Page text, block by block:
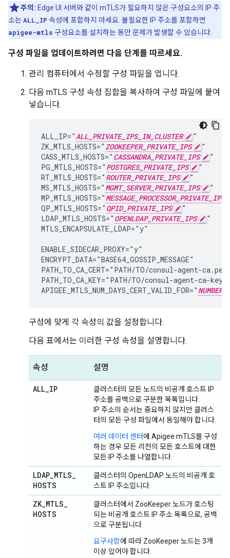
주의: Edge UI 서버와 같이 mTLS가 필요하지 않은 구성요소의 IP 주
소는ALL_IP 속성에 포함하지 마세요. 불필요한 IP 주소를 포함하면
apigee-mtls 구성요소를 설치하는 동안 문제가 발생할 수 있습니다.
구성 파일을 업데이트하려면 다음 단계를 따르세요.
관리 컴퓨터에서 수정할 구성 파일을 엽니다.
다음 mTLS 구성 속성 집합을 복사하여 구성 파일에 붙여
넣습니다.
ALL_IP="ALL_PRIVATE_IPS_IN_CLUSTER
"
ZK_MTLS_HOSTS="ZOOKEEPER_PRIVATE_IPS
"
CASS_MTLS_HOSTS=" CASSANDRA_PRIVATE_IPS
"
PG_MTLS_HOSTS=" POSTGRES_PRIVATE_IPS
"
RT_MTLS_HOSTS=" ROUTER_PRIVATE_IPS
"
MS_MTLS_HOSTS=" MGMT_SERVER_PRIVATE_IPS
"
MP_MTLS_HOSTS=" MESSAGE_PROCESSOR_PRIVATE_IPS
QP_MTLS_HOSTS=" QPID_PRIVATE_IPS
"
LDAP_MTLS_HOSTS=" OPENLDAP_PRIVATE_IPS
"
MTLS_ENCAPSULATE_LDAP="y"
ENABLE_SIDECAR_PROXY="y"
ENCRYPT_DATA="BASE64_GOSSIP_MESSAGE"
PATH_TO_CA_CERT="PATH/TO/consul-agent-
PATH_TO_CA_KEY="PATH/TO/consul-agent-ca-
APIGEE_MTLS_NUM_DAYS_CERT_VALID_FOR="
구성에 맞게 각 속성의 값을 설정합니다.
다음 표에서는 이러한 구성 속성을 설명합니다.
속성 설명
ALL_IP
클러스터의 모든 노드의 비공개 호스트 IP
주소를 공백으로 구분한 목록입니다.
IP 주소의 순서는 중요하지 않지만 클러스
터의 모든 구성 파일에서 동일해야 합니다.
여러 데이터 센터 에 Apigee mTLS를 구성
하는 경우 모든 리전의 모든 호스트에 대한
모든 IP 주소를 나열합니다.
LDAP_MTLS_
HOSTS
클러스터의 OpenLDAP 노드의 비공개 호
스트 IP 주소입니다.
ZK_MTLS_
HOSTS
클러스터에서 ZooKeeper 노드가 호스팅
되는 비공개 호스트 IP 주소 목록으로, 공백
으로 구분됩니다.
요구사항에 따라 ZooKeeper 노드는 3개
이상 있어야 합니다.